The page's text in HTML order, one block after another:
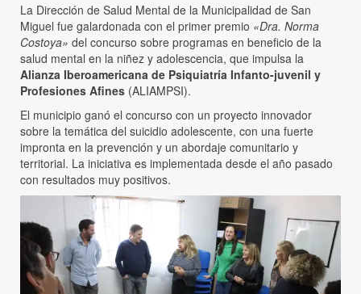
La Dirección de Salud Mental de la Municipalidad de San
Miguel fue galardonada con el primer premio «Dra. Norma
Costoya» del concurso sobre programas en beneficio de la
salud mental en la niñez y adolescencia, que impulsa la
Alianza Iberoamericana de Psiquiatría Infanto-juvenil y
Profesiones Afines (ALIAMPSI).
El municipio ganó el concurso con un proyecto innovador
sobre la temática del suicidio adolescente, con una fuerte
impronta en la prevención y un abordaje comunitario y
territorial. La iniciativa es implementada desde el año pasado
con resultados muy positivos.